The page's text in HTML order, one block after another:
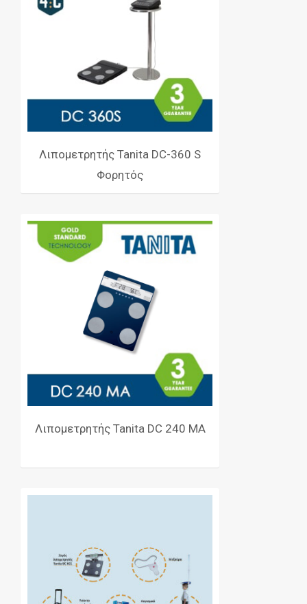
Λιπομετρητής Tanita DC-360 S
Φορητός
Λιπομετρητής Tanita DC 240 MA